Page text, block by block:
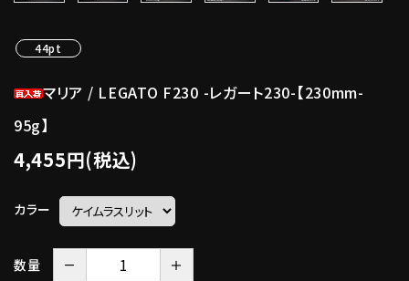
44pt
マリア / LEGATO F230 -レガート230-【230mm-
95g】
4,455円(税込)
カラー
数量 － ＋